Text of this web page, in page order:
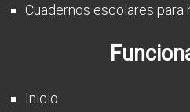
Cuadernos escolares
Inicio